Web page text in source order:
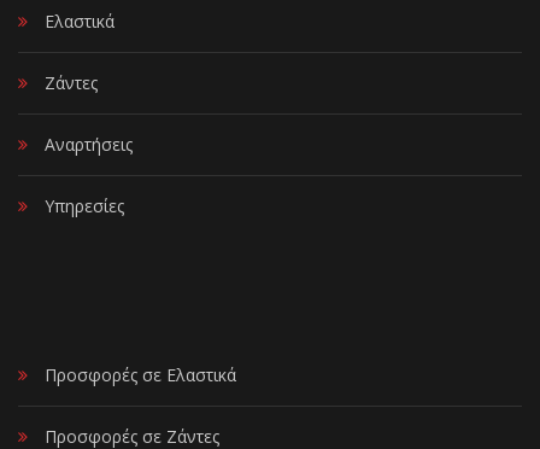
Ελαστικά
Ζάντες
Αναρτήσεις
Υπηρεσίες
Προσφορές σε Ελαστικά
Προσφορές σε Ζάντες